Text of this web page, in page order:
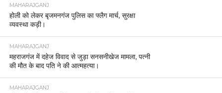
MAHARAJGANJ
होली को लेकर बृजमनगंज पुलिस का फ्लैग मार्च, सुरक्षा
व्यवस्था कड़ी।
MAHARAJGANJ
महराजगंज में दहेज विवाद से जुड़ा सनसनीखेज मामला, पत्नी
की मौत के बाद पति ने की आत्महत्या।
MAHARAJGANJ